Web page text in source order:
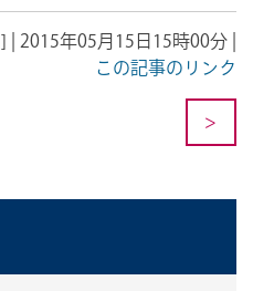
] | 2015年05月15日15時00分 |
この記事のリンク
>